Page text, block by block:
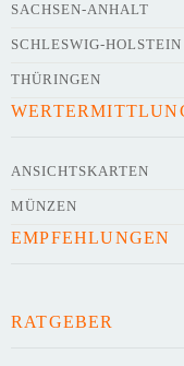
SACHSEN-ANHALT
SCHLESWIG-HOLSTEIN
THÜRINGEN
ANSICHTSKARTEN
MÜNZEN
EMPFEHLUNGEN
RATGEBER